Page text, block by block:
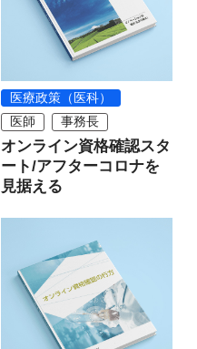
医療政策（医科）
医師
事務長
オンライン資格確認スタ
ート/アフターコロナを
見据える